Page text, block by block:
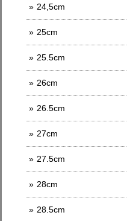
24,5cm
25cm
25.5cm
26cm
26.5cm
27cm
27.5cm
28cm
28.5cm